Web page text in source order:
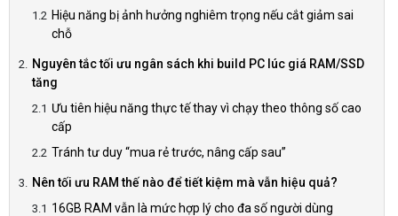
Hiệu năng bị ảnh hưởng nghiêm trọng nếu cắt giảm sai
chỗ
Nguyên tắc tối ưu ngân sách khi build PC lúc giá RAM/SSD
tăng
Ưu tiên hiệu năng thực tế thay vì chạy theo thông số cao
cấp
Tránh tư duy “mua rẻ trước, nâng cấp sau”
Nên tối ưu RAM thế nào để tiết kiệm mà vẫn hiệu quả?
16GB RAM vẫn là mức hợp lý cho đa số người dùng